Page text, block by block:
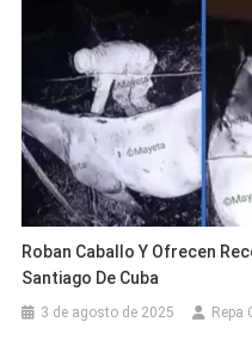
Roban Caballo Y Ofrecen
Santiago De Cuba
3 de agosto de 2025 Repa